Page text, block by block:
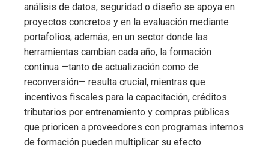
análisis de datos, seguridad o diseño se apoya en
proyectos concretos y en la evaluación mediante
portafolios; además, en un sector donde las
herramientas cambian cada año, la formación
continua —tanto de actualización como de
reconversión— resulta crucial, mientras que
incentivos fiscales para la capacitación, créditos
tributarios por entrenamiento y compras públicas
que prioricen a proveedores con programas internos
de formación pueden multiplicar su efecto.